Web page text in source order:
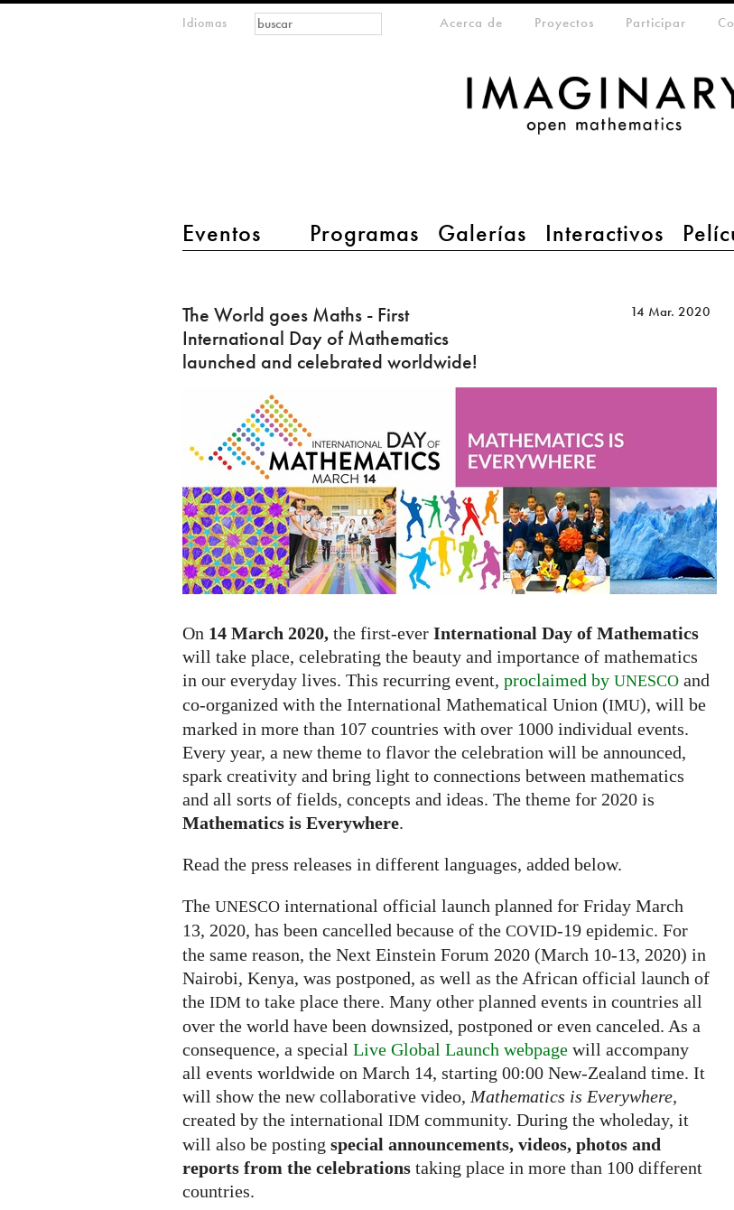
Idiomas
main menu 2
Eventos Programas Galerías Interactivos
meta-menuAcerca de Proyectos Participar
Formulario de
búsqueda
Buscar
World
goes
Maths
International
Day
Mathematics
launched
and
celebrated
worldwide!
The World goes Maths - First
International Day of Mathematics
launched and celebrated worldwide!
14 Mar. 2020
On 14 March 2020, the first-ever International Day of Mathematics
will take place, celebrating the beauty and importance of mathematics
in our everyday lives. This recurring event, proclaimed by UNESCO and
co-organized with the International Mathematical Union (IMU), will be
marked in more than 107 countries with over 1000 individual events.
Every year, a new theme to flavor the celebration will be announced,
spark creativity and bring light to connections between mathematics
and all sorts of fields, concepts and ideas. The theme for 2020 is
Mathematics is Everywhere.
Read the press releases in different languages, added below.
The UNESCO international official launch planned for Friday March
13, 2020, has been cancelled because of the COVID-19 epidemic. For
the same reason, the Next Einstein Forum 2020 (March 10-13, 2020) in
Nairobi, Kenya, was postponed, as well as the African official launch of
the IDM to take place there. Many other planned events in countries all
over the world have been downsized, postponed or even canceled. As a
consequence, a special Live Global Launch webpage will accompany
all events worldwide on March 14, starting 00:00 New-Zealand time. It
will show the new collaborative video, Mathematics is Everywhere,
created by the international IDM community. During the wholeday, it
will also be posting special announcements, videos, photos and
reports from the celebrations taking place in more than 100 different
countries.